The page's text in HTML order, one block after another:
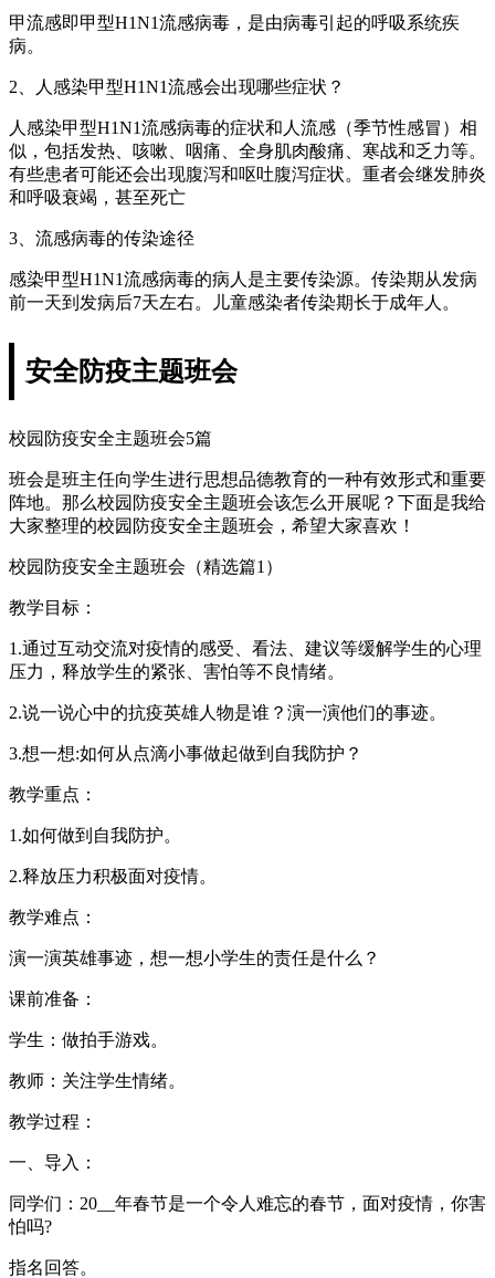
甲流感即甲型H1N1流感病毒，是由病毒引起的呼吸系统疾
病。
2、人感染甲型H1N1流感会出现哪些症状？
人感染甲型H1N1流感病毒的症状和人流感（季节性感冒）相
似，包括发热、咳嗽、咽痛、全身肌肉酸痛、寒战和乏力等。
有些患者可能还会出现腹泻和呕吐腹泻症状。重者会继发肺炎
和呼吸衰竭，甚至死亡
3、流感病毒的传染途径
感染甲型H1N1流感病毒的病人是主要传染源。传染期从发病
前一天到发病后7天左右。儿童感染者传染期长于成年人。
安全防疫主题班会
校园防疫安全主题班会5篇
班会是班主任向学生进行思想品德教育的一种有效形式和重要
阵地。那么校园防疫安全主题班会该怎么开展呢？下面是我给
大家整理的校园防疫安全主题班会，希望大家喜欢！
校园防疫安全主题班会（精选篇1）
教学目标：
1.通过互动交流对疫情的感受、看法、建议等缓解学生的心理
压力，释放学生的紧张、害怕等不良情绪。
2.说一说心中的抗疫英雄人物是谁？演一演他们的事迹。
3.想一想:如何从点滴小事做起做到自我防护？
教学重点：
1.如何做到自我防护。
2.释放压力积极面对疫情。
教学难点：
演一演英雄事迹，想一想小学生的责任是什么？
课前准备：
学生：做拍手游戏。
教师：关注学生情绪。
教学过程：
一、导入：
同学们：20__年春节是一个令人难忘的春节，面对疫情，你害
怕吗?
指名回答。